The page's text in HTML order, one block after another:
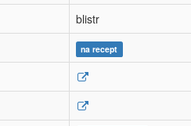
blistr
na recept